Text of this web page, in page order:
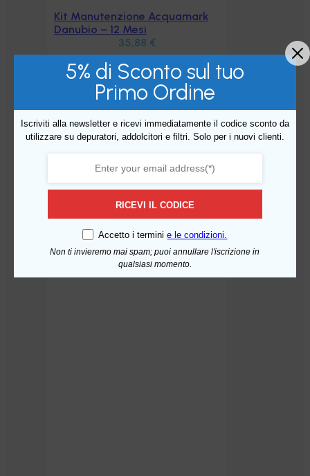
5% di Sconto sul tuo
Primo Ordine
Iscriviti alla newsletter e ricevi immediatamente il codice sconto da
utilizzare su depuratori, addolcitori e filtri. Solo per i nuovi clienti.
RICEVI IL CODICE
Accetto i terminie le condizioni.
Non ti invieremo mai spam; puoi annullare l'iscrizione in
qualsiasi momento.